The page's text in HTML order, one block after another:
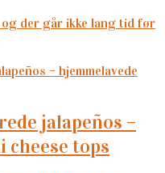
der går ikke lang tid før
cheese tops